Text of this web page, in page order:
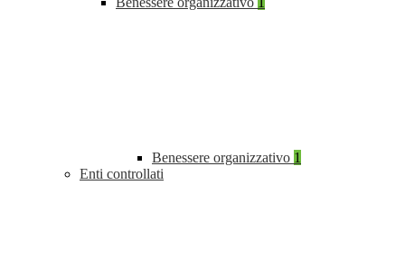
Benessere organizzativo 1
Enti controllati